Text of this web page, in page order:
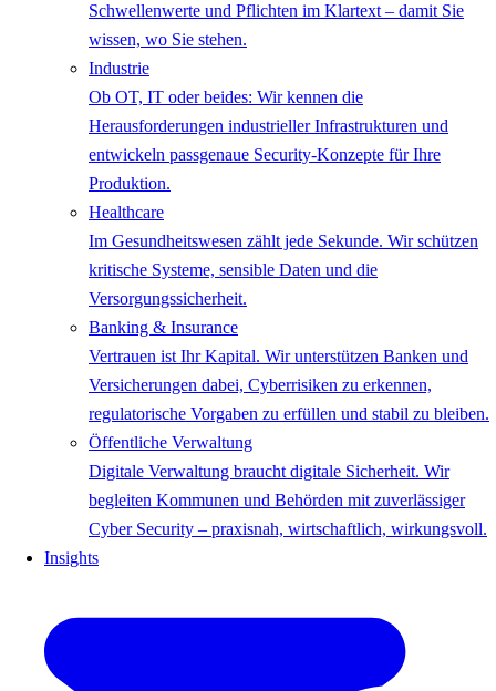
Schwellenwerte und Pflichten im Klartext – damit Sie
wissen, wo Sie stehen.
Industrie
Ob OT, IT oder beides: Wir kennen die
Herausforderungen industrieller Infrastrukturen und
entwickeln passgenaue Security-Konzepte für Ihre
Produktion.
Healthcare
Im Gesundheitswesen zählt jede Sekunde. Wir schützen
kritische Systeme, sensible Daten und die
Versorgungssicherheit.
Banking & Insurance
Vertrauen ist Ihr Kapital. Wir unterstützen Banken und
Versicherungen dabei, Cyberrisiken zu erkennen,
regulatorische Vorgaben zu erfüllen und stabil zu bleiben.
Öffentliche Verwaltung
Digitale Verwaltung braucht digitale Sicherheit. Wir
begleiten Kommunen und Behörden mit zuverlässiger
Cyber Security – praxisnah, wirtschaftlich, wirkungsvoll.
Insights